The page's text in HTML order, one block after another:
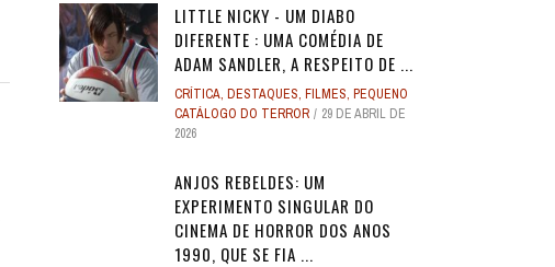
LITTLE NICKY - UM DIABO
DIFERENTE : UMA COMÉDIA DE
ADAM SANDLER, A RESPEITO DE ...
CRÍTICA, DESTAQUES, FILMES, PEQUENO
CATÁLOGO DO TERROR
29 DE ABRIL DE
2026
ANJOS REBELDES: UM
EXPERIMENTO SINGULAR DO
CINEMA DE HORROR DOS ANOS
1990, QUE SE FIA ...